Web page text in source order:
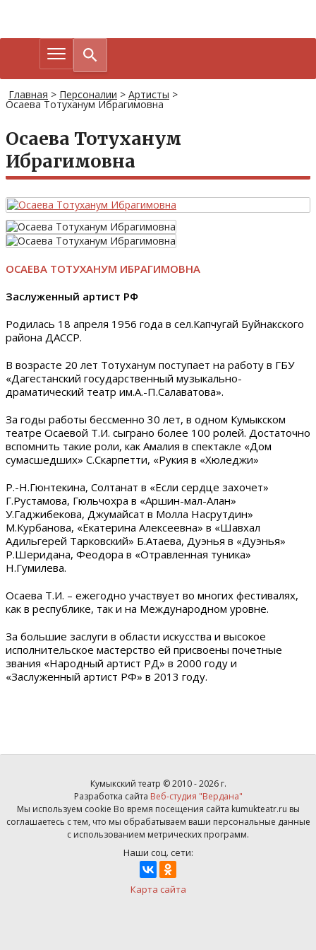
Главная > Персоналии > Артисты >
Осаева Тотуханум Ибрагимовна
Осаева Тотуханум
Ибрагимовна
ОСАЕВА ТОТУХАНУМ ИБРАГИМОВНА
Заслуженный артист РФ
Родилась 18 апреля 1956 года в сел.Капчугай Буйнакского
района ДАССР.
В возрасте 20 лет Тотуханум поступает на работу в ГБУ
«Дагестанский государственный музыкально-
драматический театр им.А.-П.Салаватова».
За годы работы бессменно 30 лет, в одном Кумыкском
театре Осаевой Т.И. сыграно более 100 ролей. Достаточно
вспомнить такие роли, как Амалия в спектакле «Дом
сумасшедших» С.Скарпетти, «Рукия в «Хюледжи»
Р.-Н.Гюнтекина, Солтанат в «Если сердце захочет»
Г.Рустамова, Гюльчохра в «Аршин-мал-Алан»
У.Гаджибекова, Джумайсат в Молла Насрутдин»
М.Курбанова, «Екатерина Алексеевна» в «Шавхал
Адильгерей Тарковский» Б.Атаева, Дуэнья в «Дуэнья»
Р.Шеридана, Феодора в «Отравленная туника»
Н.Гумилева.
Осаева Т.И. – ежегодно участвует во многих фестивалях,
как в республике, так и на Международном уровне.
За большие заслуги в области искусства и высокое
исполнительское мастерство ей присвоены почетные
звания «Народный артист РД» в 2000 году и
«Заслуженный артист РФ» в 2013 году.
Кумыкский театр © 2010 - 2026 г.
Разработка сайта Веб-студия "Вердана"
Мы используем cookie Во время посещения сайта kumukteatr.ru вы
соглашаетесь с тем, что мы обрабатываем ваши персональные данные
с использованием метрических программ.
Наши соц. сети:
Карта сайта